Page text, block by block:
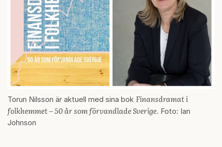
Torun Nilsson är aktuell med sina bok Finansdramat i
folkhemmet – 50 år som förvandlade Sverige. Foto: Ian
Johnson